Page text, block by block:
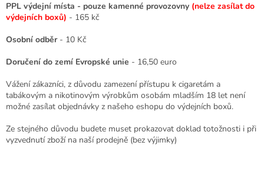
PPL výdejní místa - pouze kamenné provozovny (nelze zasílat do
výdejních boxů) - 165 kč
Osobní odběr- 10 Kč
Doručení do zemí Evropské unie - 16,50 euro
Vážení zákazníci, z důvodu zamezení přístupu k cigaretám a
tabákovým a nikotinovým výrobkům osobám mladším 18 let není
možné zasílat objednávky z našeho eshopu do výdejních boxů.
Ze stejného důvodu budete muset prokazovat doklad totožnosti i při
vyzvednutí zboží na naší prodejně (bez výjimky)